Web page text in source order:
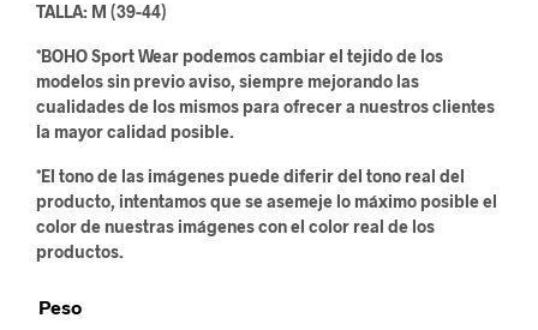
TALLA: M (39-44)
*BOHO Sport Wear podemos cambiar el tejido de los
modelos sin previo aviso, siempre mejorando las
cualidades de los mismos para ofrecer a nuestros clientes
la mayor calidad posible.
*El tono de las imágenes puede diferir del tono real del
producto, intentamos que se asemeje lo máximo posible el
color de nuestras imágenes con el color real de los
productos.
Peso